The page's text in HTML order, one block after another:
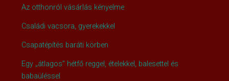
Az otthonról vásárlás kényelme
Családi vacsora, gyerekekkel
Csapatépítés baráti körben
Egy „átlagos” hétfő reggel, ételekkel, balesettel és
babaüléssel